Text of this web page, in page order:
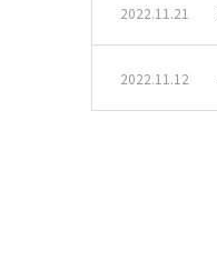
2022.11.21
2022.11.12